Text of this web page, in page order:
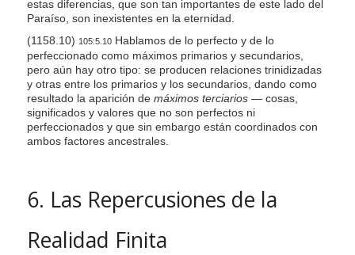
estas diferencias, que son tan importantes de este lado del
Paraíso, son inexistentes en la eternidad.
(1158.10) 105:5.10Hablamos de lo perfecto y de lo
perfeccionado como máximos primarios y secundarios,
pero aún hay otro tipo: se producen relaciones trinidizadas
y otras entre los primarios y los secundarios, dando como
resultado la aparición de máximos terciarios —cosas,
significados y valores que no son perfectos ni
perfeccionados y que sin embargo están coordinados con
ambos factores ancestrales.
6. Las Repercusiones de la
Realidad Finita